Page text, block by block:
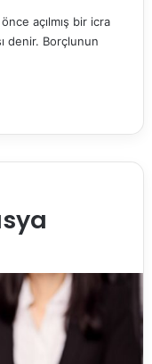
açılmış bir icra
denir. Borçlunun